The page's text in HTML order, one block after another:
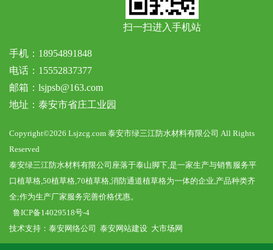
扫一扫进入手机站
手机：18954891848
电话：15552837377
邮箱：lsjpsb@163.com
地址：泰安市省庄工业园
Copyright©2026 Lsjzcg.com 泰安市绿三江防水材料有限公司 All Rights
Reserved
泰安绿三江防水材料有限公司座落于泰山脚下,是一家生产与销售服务平
口植草格,50植草格,70植草格,消防通道植草格为一体的企业,产品种类齐
全;作为生产厂家服务完善价格优惠。
鲁ICP备14029518号-4
技术支持： 泰安网络公司 泰安网站建设 大市场网